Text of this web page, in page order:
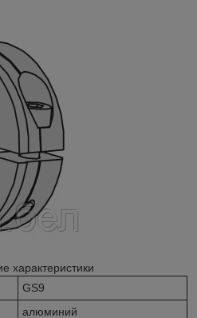
характеристики
GS9
алюминий